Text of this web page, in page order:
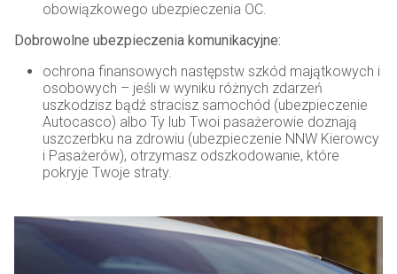
obowiązkowego ubezpieczenia OC.
Dobrowolne ubezpieczenia komunikacyjne:
ochrona finansowych następstw szkód majątkowych i
osobowych – jeśli w wyniku różnych zdarzeń
uszkodzisz bądź stracisz samochód (ubezpieczenie
Autocasco) albo Ty lub Twoi pasażerowie doznają
uszczerbku na zdrowiu (ubezpieczenie NNW Kierowcy
i Pasażerów), otrzymasz odszkodowanie, które
pokryje Twoje straty.